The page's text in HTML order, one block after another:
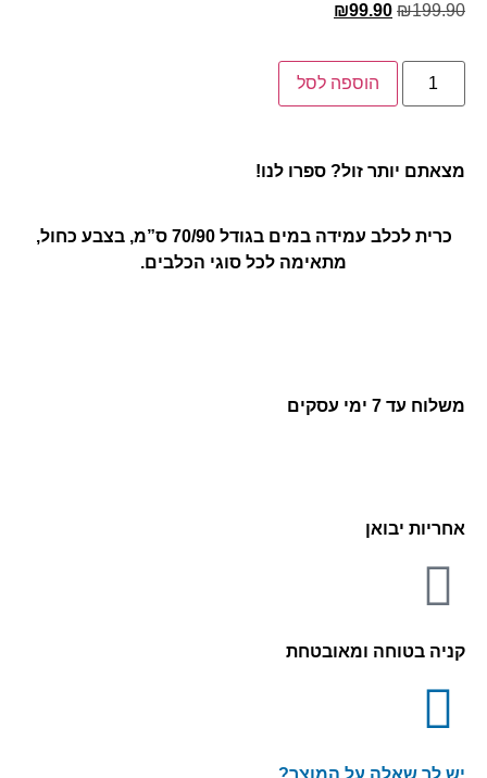
₪199.90
₪99.90
הוספה לסל
מצאתם יותר זול? ספרו לנו!
כרית לכלב עמידה במים בגודל 70/90 ס”מ, בצבע כחול,
מתאימה לכל סוגי הכלבים.
משלוח עד 7 ימי עסקים
אחריות יבואן
קניה בטוחה ומאובטחת
יש לך שאלה על המוצר?